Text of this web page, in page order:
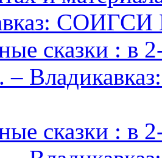
сказки : в
–
сказки : в